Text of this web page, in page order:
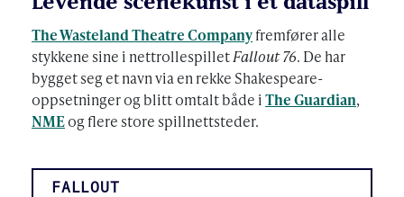
The Wasteland Theatre Companyfremfører alle
stykkene sine i nettrollespilletFallout 76. De har
bygget seg et navn via en rekke Shakespeare-
oppsetninger og blitt omtalt både iThe Guardian,
NMEog flere store spillnettsteder.
FALLOUT